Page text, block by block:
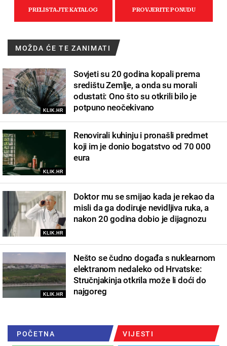
MOŽDA ĆE TE ZANIMATI
KLIK.HR
Sovjeti su 20 godina kopali prema
središtu Zemlje, a onda su morali
odustati: Ono što su otkrili bilo je
potpuno neočekivano
KLIK.HR
Renovirali kuhinju i pronašli predmet
koji im je donio bogatstvo od 70 000
eura
KLIK.HR
Doktor mu se smijao kada je rekao da
misli da ga dodiruje nevidljiva ruka, a
nakon 20 godina dobio je dijagnozu
KLIK.HR
Nešto se čudno događa s nuklearnom
elektranom nedaleko od Hrvatske:
Stručnjakinja otkrila može li doći do
najgoreg
POČETNA VIJESTI